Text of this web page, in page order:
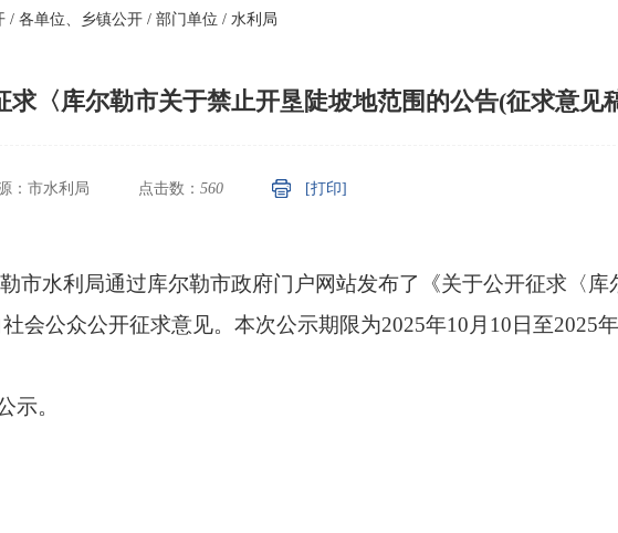
/ 各单位、乡镇公开 / 部门单位 / 水利局
求〈库尔勒市关于禁止开垦陡坡地范围的公告(征求意见
：市水利局 点击数： 560 [打印]
市水利局通过库尔勒市政府门户网站发布了《关于公开征求〈
会公众公开征求意见。本次公示期限为2025年10月10日至2025
示。